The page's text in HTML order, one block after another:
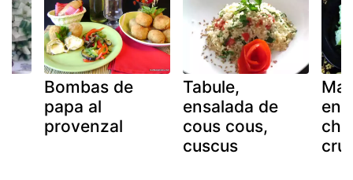
Bombas de
papa al
provenzal
Tabule,
ensalada de
cous cous,
cuscus